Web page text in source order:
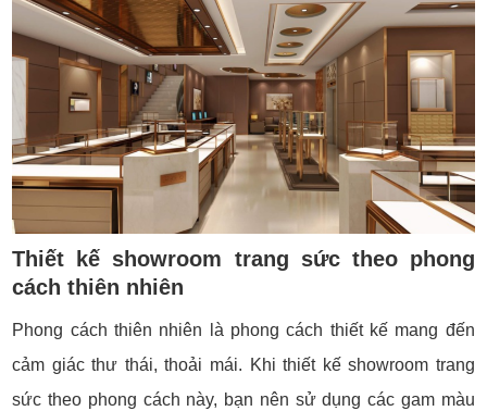
Thiết kế showroom trang sức theo phong
cách thiên nhiên
Phong cách thiên nhiên là phong cách thiết kế mang đến
cảm giác thư thái, thoải mái. Khi thiết kế showroom trang
sức theo phong cách này, bạn nên sử dụng các gam màu